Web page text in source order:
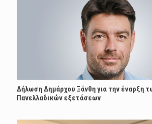
Δήλωση Δημάρχου Ξάνθη για την έναρξη
Πανελλαδικών εξετάσεων